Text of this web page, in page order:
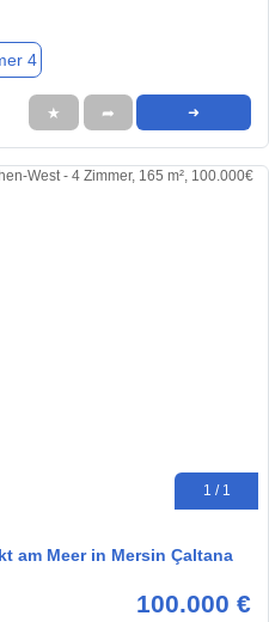
4
★ ➦ ➜
1 / 1
am Meer in Mersin Çaltana
100.000 €